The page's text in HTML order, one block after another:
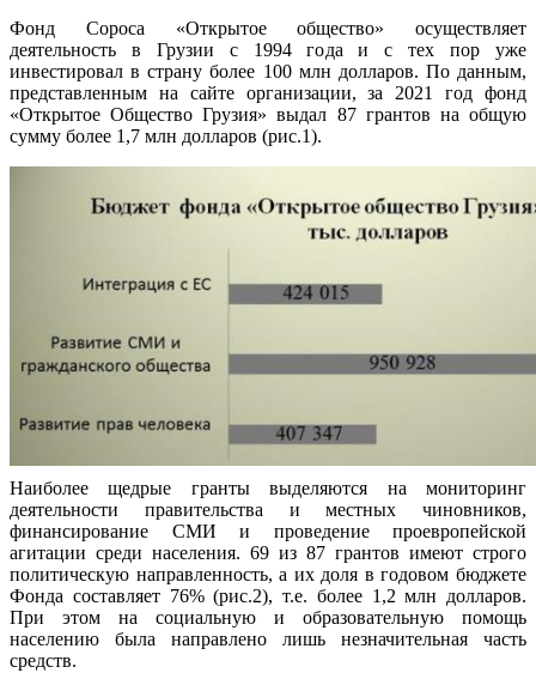
Фонд Сороса «Открытое общество» осуществляет
деятельность в Грузии с 1994 года и с тех пор уже
инвестировал в страну более 100 млн долларов. По данным,
представленным на сайте организации, за 2021 год фонд
«Открытое Общество Грузия» выдал 87 грантов на общую
сумму более 1,7 млн долларов (рис.1).
Наиболее щедрые гранты выделяются на мониторинг
деятельности правительства и местных чиновников,
финансирование СМИ и проведение проевропейской
агитации среди населения. 69 из 87 грантов имеют строго
политическую направленность, а их доля в годовом бюджете
Фонда составляет 76% (рис.2), т.е. более 1,2 млн долларов.
При этом на социальную и образовательную помощь
населению была направлено лишь незначительная часть
средств.